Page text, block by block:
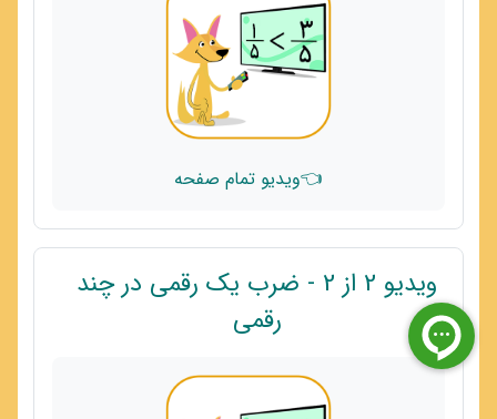
👈ویدیو تمام صفحه
ویدیو 2 از 2 - ضرب یک رقمی در چند
رقمی